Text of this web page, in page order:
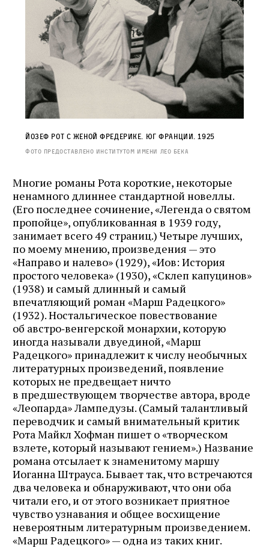
Йозеф Рот с женой Фредерике. Юг Франции. 1925
Фото предоставлено Институтом имени Лео Бека
Многие романы Рота короткие, некоторые
ненамного длиннее стандартной новеллы.
(Его последнее сочинение, «Легенда о святом
пропойце», опубликованная в 1939 году,
занимает всего 49 страниц.) Четыре лучших,
по моему мнению, произведения — это
«Направо и налево» (1929), «Иов: История
простого человека» (1930), «Склеп капуцинов»
(1938) и самый длинный и самый
впечатляющий роман «Марш Радецкого»
(1932). Ностальгическое повествование
об австро‑венгерской монархии, которую
иногда называли двуединой, «Марш
Радецкого» принадлежит к числу необычных
литературных произведений, появление
которых не предвещает ничто
в предшествующем творчестве автора, вроде
«Леопарда» Лампедузы. (Самый талантливый
переводчик и самый внимательный критик
Рота Майкл Хофман пишет о «творческом
взлете, который называют гением».) Название
романа отсылает к знаменитому маршу
Иоганна Штрауса. Бывает так, что встречаются
два человека и обнаруживают, что они оба
читали его, и от этого возникает приятное
чувство узнавания и общее восхищение
невероятным литературным произведением.
«Марш Радецкого» — одна из таких книг.